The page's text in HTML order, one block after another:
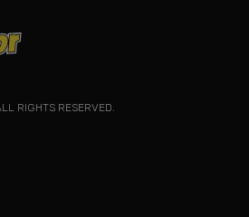
RIGHTS RESERVED.